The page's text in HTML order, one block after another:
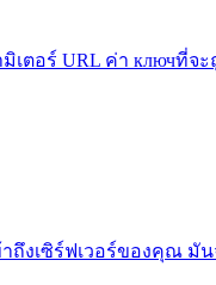
เตอร์ URL ค่า ключที่จ
าถึงเซิร์ฟเวอร์ของคุณ มั